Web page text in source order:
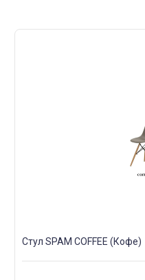
Стул SPAM COFFEE (Кофе)